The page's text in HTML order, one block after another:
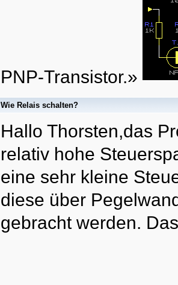
PNP-Transistor.»
Wie Relais schalten?
Hallo Thorsten,das
relativ hohe
eine sehr kleine
diese über
gebracht werden.